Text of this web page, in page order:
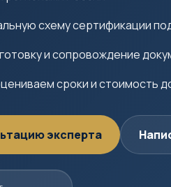
схему сертификации
и сопровождение
сроки и стоимость
эксперта